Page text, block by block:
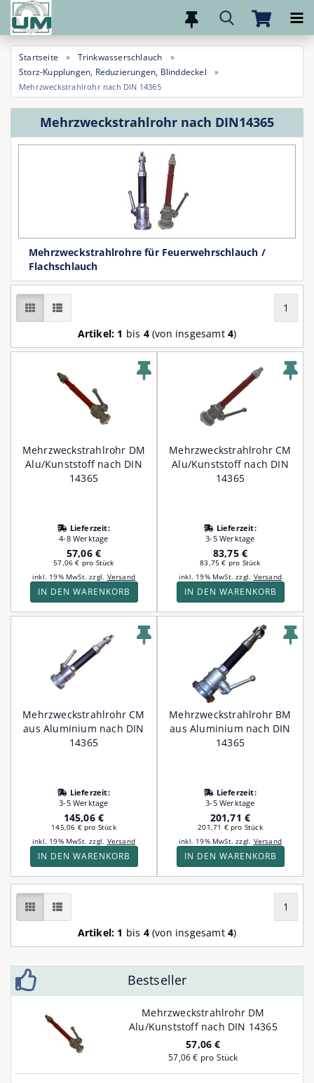
Direkt
zum
Hauptinhalt
Startseite » Trinkwasserschlauch
»
Storz-Kupplungen, Reduzierungen, Blinddeckel
»
Mehrzweckstrahlrohr nach DIN 14365
Mehrzweckstrahlrohr nach DIN14365
Mehrzweckstrahlrohre für Feuerwehrschlauch /
Flachschlauch
1
Artikel: 1 bis 4(von insgesamt 4)
Mehrzweckstrahlrohr DM
Alu/Kunststoff nach DIN
14365
Lieferzeit:
4-8 Werktage
57,06 €
57,06 € pro Stück
inkl. 19% MwSt. zzgl. Versand
IN DEN WARENKORB
Mehrzweckstrahlrohr CM
Alu/Kunststoff nach DIN
14365
Lieferzeit:
3-5 Werktage
83,75 €
83,75 € pro Stück
inkl. 19% MwSt. zzgl. Versand
IN DEN WARENKORB
Mehrzweckstrahlrohr CM
aus Aluminium nach DIN
14365
Lieferzeit:
3-5 Werktage
145,06 €
145,06 € pro Stück
inkl. 19% MwSt. zzgl. Versand
IN DEN WARENKORB
Mehrzweckstrahlrohr BM
aus Aluminium nach DIN
14365
Lieferzeit:
3-5 Werktage
201,71 €
201,71 € pro Stück
inkl. 19% MwSt. zzgl. Versand
IN DEN WARENKORB
1
Artikel: 1 bis 4(von insgesamt 4)
Bestseller
Mehrzweckstrahlrohr DM
Alu/Kunststoff nach DIN 14365
57,06 €
57,06 € pro Stück